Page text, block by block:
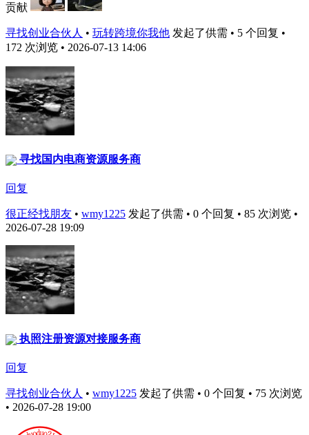
贡献
寻找创业合伙人 • 玩转跨境你我他 发起了供需 • 5 个回复 •
172 次浏览 • 2026-07-13 14:06
寻找国内电商资源服务商
回复
很正经找朋友 • wmy1225 发起了供需 • 0 个回复 • 85 次浏览 •
2026-07-28 19:09
执照注册资源对接服务商
回复
寻找创业合伙人 • wmy1225 发起了供需 • 0 个回复 • 75 次浏览
• 2026-07-28 19:00